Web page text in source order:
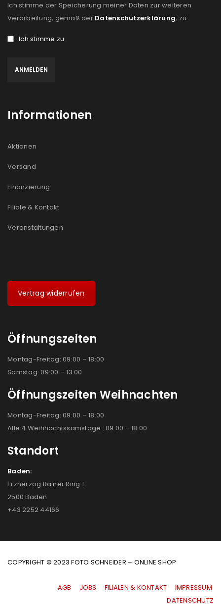
REGISTRIEREN
E-Mail-Adresse
NEWSLETTER ABONNIEREN
Ich stimme der Speicherung meiner Daten zur weiteren
Verarbeitung, gemäß der Datenschutzerklärung, zu:
Ich stimme zu
Informationen
Aktionen
Versand
Finanzierung
Filiale & Kontakt
Veranstaltungen
Vertrag widerrufen
Öffnungszeiten
Montag-Freitag: 09:00 – 18:00
Samstag: 09:00 – 13:00
Öffnungszeiten Weihnachten
Montag-Freitag: 09:00 – 18:00
Alle 4 Weihnachtssamstage : 09:00 – 18:00
Standort
Baden:
Erzherzog Rainer Ring 1
2500 Baden
+43 2252 44166
COPYRIGHT © 2023 FOTO SCHNEIDER – ONLINE SHOP
AGB JOBS FILIALEN & KONTAKT
IMPRESSUM
|DATENSCHUTZ